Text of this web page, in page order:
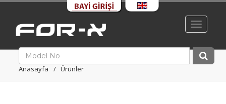
Toggle
Anasayfa Ürünler